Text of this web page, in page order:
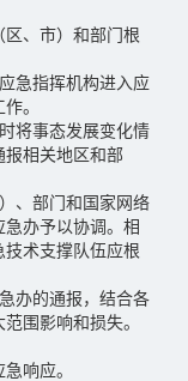
、市）和部门根
急指挥机构进入应
。
将事态发展变化情
相关地区和部
、部门和国家网络
办予以协调。相
术支撑队伍应根
办的通报，结合各
围影响和损失。
响应。